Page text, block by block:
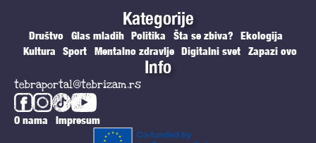
Kategorije
Društvo Glas mladih Politika Šta se zbiva?
Ekologija
Kultura
Sport Mentalno zdravlje Digitalni svet Zapazi ovo
Info
tebraportal@tebrizam.rs
O nama Impresum